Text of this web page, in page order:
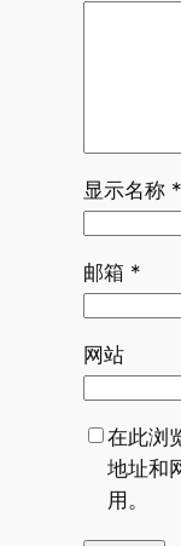
显示名称 *
邮箱 *
网站
在此浏
地址和
用。